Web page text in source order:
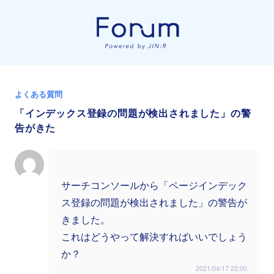
よくある質問
「インデックス登録の問題が検出されました」の警
告がきた
サーチコンソールから「ページインデック
ス登録の問題が検出されました」の警告が
きました。
これはどうやって解決すればいいでしょう
か？
2021/04/17 22:00